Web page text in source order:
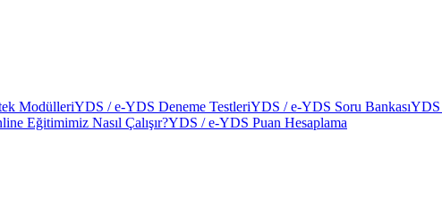
ModülleriYDS / e-YDS Deneme TestleriYDS / e-YDS Soru BankasıYDS
Eğitimimiz Nasıl Çalışır?YDS / e-YDS Puan Hesaplama